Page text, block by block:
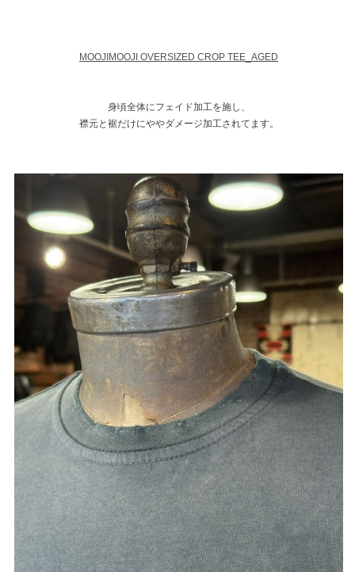
MOOJIMOOJI OVERSIZED CROP TEE_AGED
身頃全体にフェイド加工を施し、
襟元と裾だけにややダメージ加工されてます。